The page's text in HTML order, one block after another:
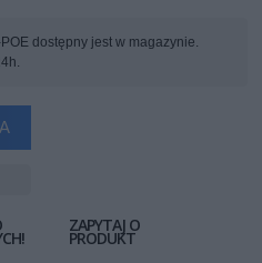
dostępny jest w magazynie.
ZAPYTAJ O
PRODUKT